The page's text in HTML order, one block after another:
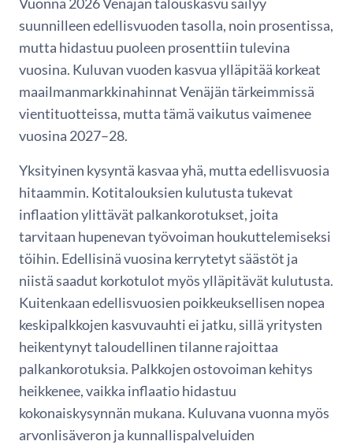
suunnilleen edellisvuoden tasolla, noin prosentissa,
mutta hidastuu puoleen prosenttiin tulevina
vuosina. Kuluvan vuoden kasvua ylläpitää korkeat
maailmanmarkkinahinnat Venäjän tärkeimmissä
vientituotteissa, mutta tämä vaikutus vaimenee
vuosina 2027–28.
Yksityinen kysyntä kasvaa yhä, mutta edellisvuosia
hitaammin. Kotitalouksien kulutusta tukevat
inflaation ylittävät palkankorotukset, joita
tarvitaan hupenevan työvoiman houkuttelemiseksi
töihin. Edellisinä vuosina kerrytetyt säästöt ja
niistä saadut korkotulot myös ylläpitävät kulutusta.
Kuitenkaan edellisvuosien poikkeuksellisen nopea
keskipalkkojen kasvuvauhti ei jatku, sillä yritysten
heikentynyt taloudellinen tilanne rajoittaa
palkankorotuksia. Palkkojen ostovoiman kehitys
heikkenee, vaikka inflaatio hidastuu
kokonaiskysynnän mukana. Kuluvana vuonna myös
arvonlisäveron ja kunnallispalveluiden